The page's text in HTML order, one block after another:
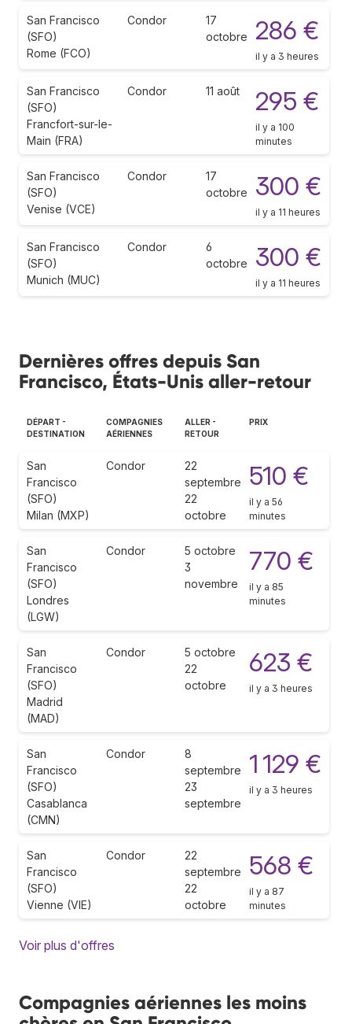
San Francisco
(SFO)
Rome (FCO)
Condor
17
octobre
286 €
il y a 3 heures
San Francisco
(SFO)
Francfort-sur-le-
Main (FRA)
Condor 11 août 295 €
il y a 100
minutes
San Francisco
(SFO)
Venise (VCE)
Condor
17
octobre
300 €
il y a 11 heures
San Francisco
(SFO)
Munich (MUC)
Condor
6
octobre
300 €
il y a 11 heures
Dernières offres depuis San
Francisco, États-Unis aller-retour
DÉPART -
DESTINATION
COMPAGNIES
AÉRIENNES
ALLER -
RETOUR
PRIX
San
Francisco
(SFO)
Milan (MXP)
Condor
22
septembre
22
octobre
510 €
il y a 56
minutes
San
Francisco
(SFO)
Londres
(LGW)
Condor
5 octobre
3
novembre
770 €
il y a 85
minutes
San
Francisco
(SFO)
Madrid
(MAD)
Condor
5 octobre
22
octobre
623 €
il y a 3 heures
San
Francisco
(SFO)
Casablanca
(CMN)
Condor
8
septembre
23
septembre
1 129 €
il y a 3 heures
San
Francisco
(SFO)
Vienne (VIE)
Condor
22
septembre
22
octobre
568 €
il y a 87
minutes
Voir plus d'offres
Compagnies aériennes les moins